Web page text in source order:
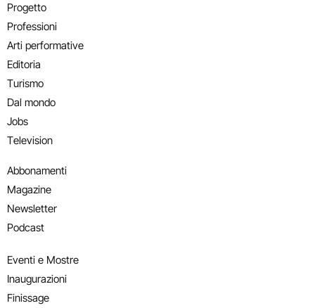
Progetto
Professioni
Arti performative
Editoria
Turismo
Dal mondo
Jobs
Television
Abbonamenti
Magazine
Newsletter
Podcast
Eventi e Mostre
Inaugurazioni
Finissage